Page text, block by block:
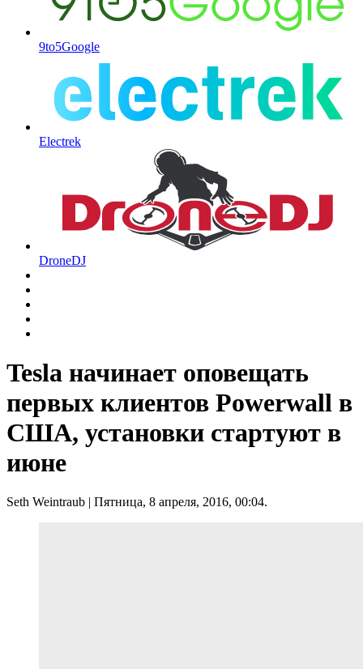
9to5Google
Electrek
DroneDJ
Tesla начинает оповещать
первых клиентов Powerwall в
США, установки стартуют в
июне
Seth Weintraub | Пятница, 8 апреля, 2016, 00:04.